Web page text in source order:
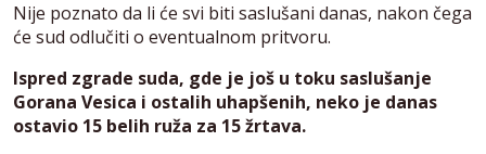
Nije poznato da li će svi biti saslušani danas, nakon čega
će sud odlučiti o eventualnom pritvoru.
Ispred zgrade suda, gde je još u toku saslušanje
Gorana Vesica i ostalih uhapšenih, neko je danas
ostavio 15 belih ruža za 15 žrtava.